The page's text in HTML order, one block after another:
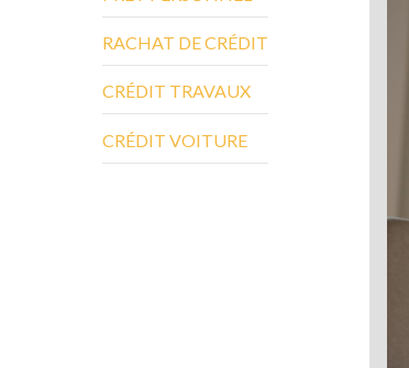
RACHAT DE CRÉDIT
CRÉDIT TRAVAUX
CRÉDIT VOITURE